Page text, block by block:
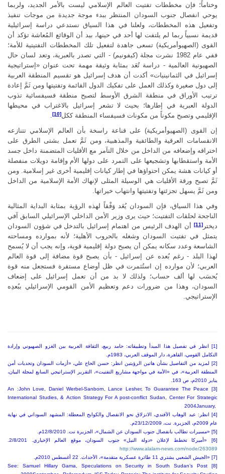
وختاماً؛ فإن مخططات تفتيت العالم الإسلامي ليست بالأمر الجديد، ولربما
يوحي انفصال جنوب السودان المنتظر ببدء موجة جديدة من موجات تنفيذ
وتفعيل هذه المخططات، ولعلنا في هذا السياق نستدعي دراسة إسرائيلية
قديمة نسبياً ربما لم يلتفت لها أحد في حينها، بيد أن الوقائع المُعاشة تؤكد أن
القوى (الصهيوأمريكية) تسعى جاهدة لتفعيل تلك المخططات التفتيتية للأمة؛
ففي عام 1982 نشرت مجلة (كيفونيم) - التي تصدر بالعبرية، وتعد لسان حال
الصهيونية العالمية - دراسة تُعَد بمثابة وثيقة مهمة تحت عنوان «إستراتيجية
إسرائيل في الثمانينيات» أكدت أن هدف إسرائيل هو تقسيم المنطقة العربية
إلى دول صغيرة وكذلك العمل على تفكيك الدول القائمة وتفتيتها ومن ثَمَّ إعادة
ترتيب الأوراق في منطقة الشرق الأوسط لتصبح منطقة فسيفسائية تذوب
الدولة العبرية في إطارها؛ بحيث لا تشعر إسرائيل بالاغتراب في محيطها
الإقليمي وتصبح مكوناً من مكونات فسيفساء المنطقة ككل[10]
إن القوى (الصهيوأمريكية) على قناعة راسخة بأن العالم الإسلامي تتنازعه
الانقسامات العرقية والطائفية والمذهبية، ومن ثَمَّ تعمل بشتى الطرق على
اختراقه وإضعافه من الداخل من خلال التآمر مع الأقليات المتضمنة داخل جسد
الأمة واستقطابها وتشجيعها على التمرد على دولها الأم وإقامة دويلات منفصلة
أو كيانات هشة يمكن احتواؤها في إطار كيانات إقليمية أخرى غير إسلامية. ومن
ثَمَّ تصبح ورقة الأقليات هي الوسيلة المثلى لإنهاك الأمة الإسلامية من الداخل
ومن ثَمَّ يسهل تجزئتها وتفتيتها وانتهاب خيراتها.
وفي هذا السياق، فإن السودان يُعَد وَفْقاً لهذه الرؤية بمثابة البداية المثالية
الناجحة لحلقات التفتيت؛ حيث يرى وزير الأمن الداخلي الإسرائيلي السابق آفي
ديختر [11]
أن الهدف الرئيس من اهتمام إسرائيل بالتدخل في شؤون السودان
يتمثل في تفتيت السودان وشغله بالحروب الأهلية؛ لأنه بموارده ومساحته
الشاسعة وعدد سكانه يمكن أن يصبح دولة إقليمية قوية، وإنه يجب أن لا يُسمح
لهذا البلد - رغم بُعده عن إسرائيل - بأن يصبح قوة مضافة إلى قوة العالم
العربي؛ لأن موارده إن استُثمرت في ظل أوضاع مستقرة فستجعل منه قوة
يُحسَب لها ألف حساب؛ ولذلك لا بد من أن تعمل إسرائيل على إضعاف
السودان، وهذا من ضرورات دعم وتعظيم الأمن القومي الإسرائيلي ببُعدِه
الإستراتيجي.
[1] انظر في تفصيل هذا المبدأ وتطبيقاته: حامد ربيع، الثقافة العربية بين الغزو الصهيوني وإرادة
التكامل القومي، القاهرة، دار الموقف العربي، 1983م.
[2] لمزيد من التفاصيل بشأن هاتين الرؤيتين انظر: حسن الحاج علي، «أزمات السودان وتحديات أمن
المنطقة العربية»، في «الأمة في مواجهة مشاريع التفتيت»، التقرير الإستراتيجي السابع لمجلة البيان،
يناير 2010م، ص 163.
[3]
John Love, Daniel Werbel-Sanborn, Lance Lesher, To Guarantee The Peace
:
An
Action Strategy For A post-conflict Sudan, Center For Strategic
&
International Studies,
January,
2004
[4] انظر: عبد الوهاب الأفندي، الانزلاق نحو الانفصال والكوابح المعطلة: المشهد السوداني في نهاية
عام 2009م، الجزيرة. نت، 23/12/2009م.
[5] «مسيرات تطالب بانفصال جنوب السودان عن الشمال»، الجزيرة نت. 12/8/2010م.
[6] «أميركا تخطط لإعلان «دولة النيل» جنوب السودان، موقع العالم الإخباري. 2/8/201.
http://www.alalam-news.com/node/263089
[7] «الجيش الشعبي يشتري 11 طائرة عسكرية متقدمة»، الأحداث. 22 أغسطس 2010م.
[8]
See: Samuel Hillary Gama, Speculations on Security in South Sudan’s Post